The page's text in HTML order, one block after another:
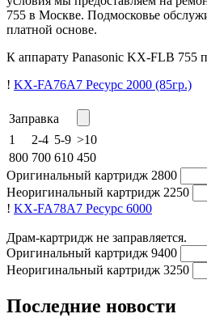
755 в Москве. Подмосковье
платной основе.
К аппарату Panasonic KX-FLB 755
! KX-FA76A7 Ресурс 2000 (85гр.)
Заправка
1
2-4 5-9 >10
800 700 610 450
Оригинальный картридж 2800
Неоригинальный картридж 2250
! KX-FA78A7 Ресурс 6000
Драм-картридж не заправляется.
Оригинальный картридж 9400
Неоригинальный картридж 3250
Последние новости